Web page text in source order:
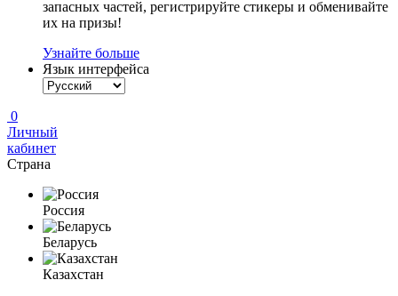
запасных частей, регистрируйте стикеры и обменивайте
их на призы!
Узнайте больше
Язык интерфейса
0
Личный
кабинет
Страна
Россия
Беларусь
Казахстан